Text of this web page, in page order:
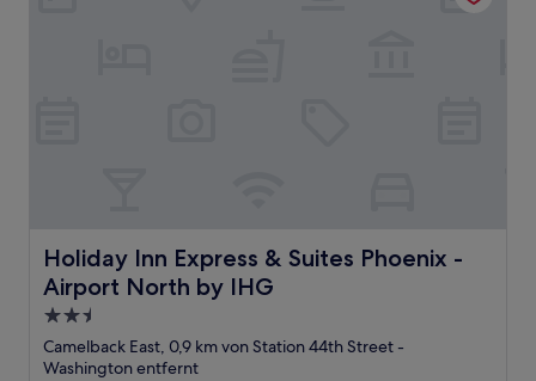
Holiday Inn Express & Suites Phoenix -
Airport North by IHG
Holiday Inn Express & Suites Phoenix - Airport North by
2.5-
Sterne-
Unterkunft
Camelback East, 0,9 km von Station 44th Street -
Washington entfernt